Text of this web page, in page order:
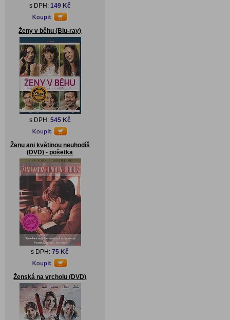
s DPH: 149 Kč
Ženy v běhu (Blu-ray)
s DPH: 545 Kč
Ženu ani květinou neuhodíš
(DVD) - pošetka
s DPH:75 Kč
Ženská na vrcholu (DVD)